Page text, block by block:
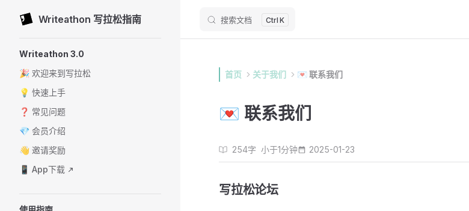
Skip to content
Writeathon 写拉松指南 搜索文档 K
Writeathon 3.0
🎉 欢迎来到写拉松
💡 快速上手
❓ 常见问题
💎 会员介绍
👋 邀请奖励
📱 App下载
首页 关于我们 💌 联系我们
💌 联系我们
254字 小于1分钟 2025-01-23
写拉松论坛